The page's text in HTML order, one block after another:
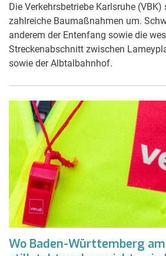
Die Verkehrsbetriebe Karlsruhe
zahlreiche Baumaßnahmen um.
anderem der Entenfang sowie die
Streckenabschnitt zwischen
sowie der Albtalbahnhof.
Wo Baden-Württemberg